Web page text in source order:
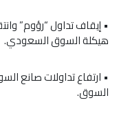
• إيقاف تداول “رؤوم”
هيكلة السوق السعودي.
• ارتفاع تداولات صانع
السوق.